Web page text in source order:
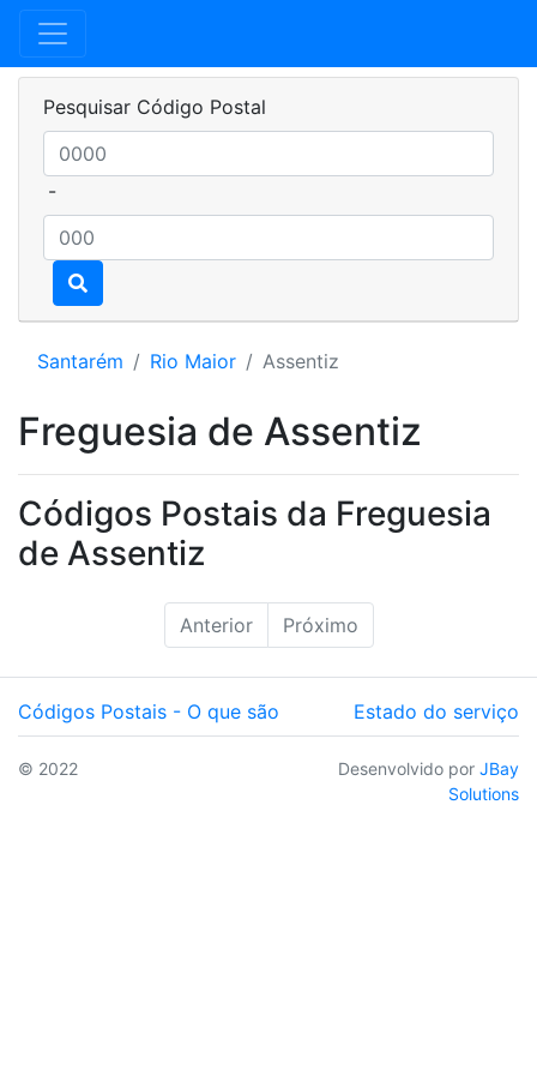
Pesquisar Código Postal
-
Santarém Rio Maior Assentiz
Freguesia de Assentiz
Códigos Postais da Freguesia
de Assentiz
Anterior Próximo
Códigos Postais - O que são Estado do serviço
© 2022 Desenvolvido por JBay
Solutions